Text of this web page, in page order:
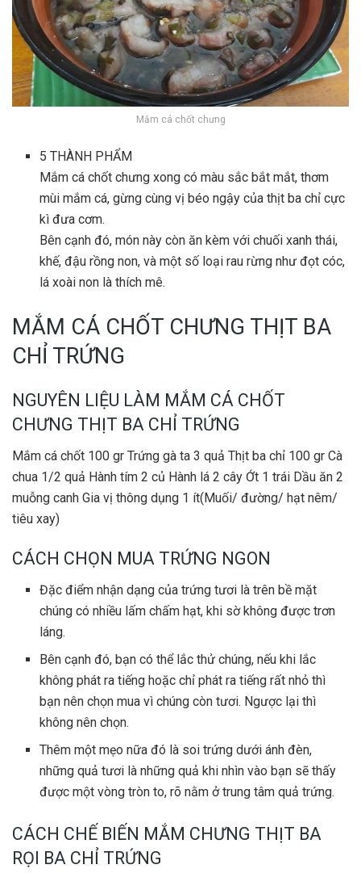
Mắm cá chốt chưng
5THÀNH PHẨM
Mắm cá chốt chưng xong có màu sắc bắt mắt, thơm
mùi mắm cá, gừng cùng vị béo ngậy của thịt ba chỉ cực
kì đưa cơm.
Bên cạnh đó, món này còn ăn kèm với chuối xanh thái,
khế, đậu rồng non, và một số loại rau rừng như đọt cóc,
lá xoài non là thích mê.
MẮM CÁ CHỐT CHƯNG THỊT BA
CHỈ TRỨNG
NGUYÊN LIỆU LÀM MẮM CÁ CHỐT
CHƯNG THỊT BA CHỈ TRỨNG
Mắm cá chốt 100 gr Trứng gà ta 3 quả Thịt ba chỉ 100 gr Cà
chua 1/2 quả Hành tím 2 củ Hành lá 2 cây Ớt 1 trái Dầu ăn 2
muỗng canh Gia vị thông dụng 1 ít(Muối/ đường/ hạt nêm/
tiêu xay)
CÁCH CHỌN MUA TRỨNG NGON
Đặc điểm nhận dạng của trứng tươi là trên bề mặt
chúng có nhiều lấm chấm hạt, khi sờ không được trơn
láng.
Bên cạnh đó, bạn có thể lắc thử chúng, nếu khi lắc
không phát ra tiếng hoặc chỉ phát ra tiếng rất nhỏ thì
bạn nên chọn mua vì chúng còn tươi. Ngược lại thì
không nên chọn.
Thêm một mẹo nữa đó là soi trứng dưới ánh đèn,
những quả tươi là những quả khi nhìn vào bạn sẽ thấy
được một vòng tròn to, rõ nằm ở trung tâm quả trứng.
CÁCH CHẾ BIẾN MẮM CHƯNG THỊT BA
RỌI BA CHỈ TRỨNG